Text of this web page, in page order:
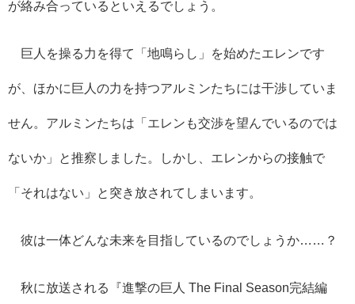
が絡み合っているといえるでしょう。
巨人を操る力を得て「地鳴らし」を始めたエレンです
が、ほかに巨人の力を持つアルミンたちには干渉していま
せん。アルミンたちは「エレンも交渉を望んでいるのでは
ないか」と推察しました。しかし、エレンからの接触で
「それはない」と突き放されてしまいます。
彼は一体どんな未来を目指しているのでしょうか……？
秋に放送される『進撃の巨人 The Final Season完結編